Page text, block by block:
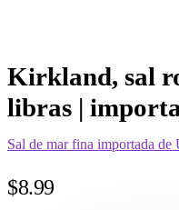
Kirkland, sal
libras |
Sal de mar fina importada de
$8.99